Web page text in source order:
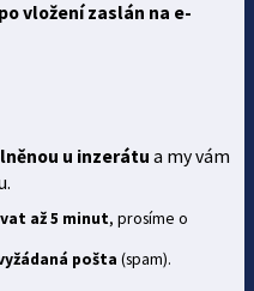
vložení zaslán na e-
u inzerátu a my vám
až 5 minut, prosíme o
pošta (spam).